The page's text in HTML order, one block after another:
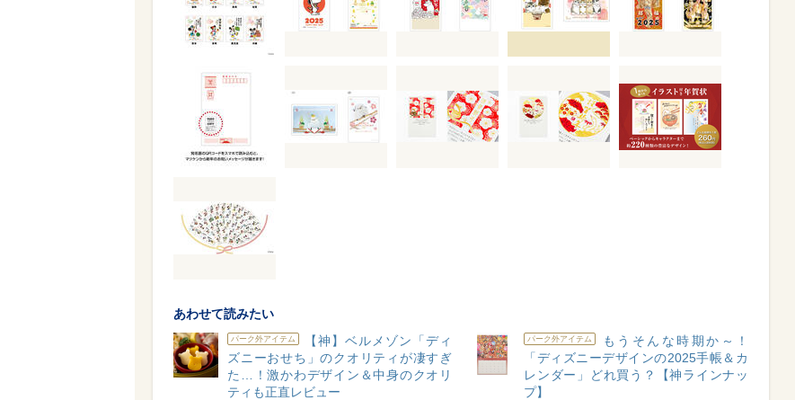
あわせて読みたい
パーク外アイテム
【神】ベルメゾン「ディ
ズニーおせち」のクオリティが凄すぎ
た…！激かわデザイン＆中身のクオリ
ティも正直レビュー
パーク外アイテム
もうそんな時期か～！
「ディズニーデザインの2025手帳＆カ
レンダー」どれ買う？【神ラインナッ
プ】